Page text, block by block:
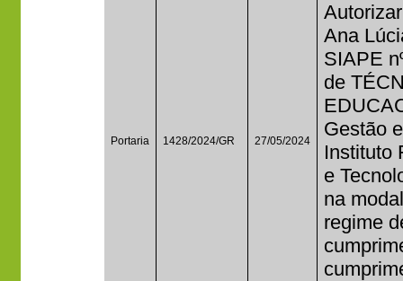
Portaria 1428/2024/GR 27/05/2024
Ana
SIAPE
de
Gestão
Instituto
e
na
regime